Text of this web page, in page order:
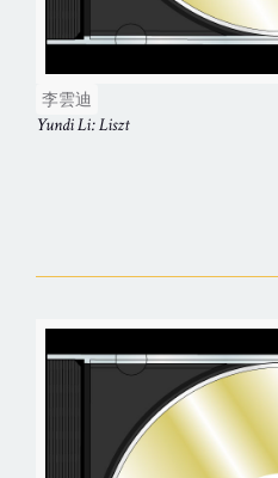
李雲迪
Yundi Li: Liszt